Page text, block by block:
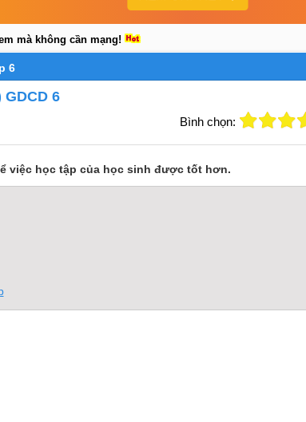
mà không cần mạng!
6
6
Bình chọn:
việc học tập của học sinh được tốt hơn.